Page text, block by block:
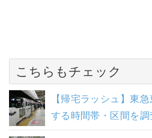
こちらもチェック
【帰宅ラッシュ】東
する時間帯・区間を調